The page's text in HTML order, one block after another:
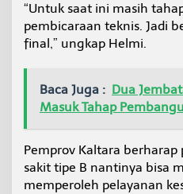
“Untuk saat ini masih
pembicaraan teknis. Jadi
final,” ungkap Helmi.
Baca Juga : Dua
Masuk Tahap
Pemprov Kaltara
sakit tipe B nantinya bisa
memperoleh pelayanan